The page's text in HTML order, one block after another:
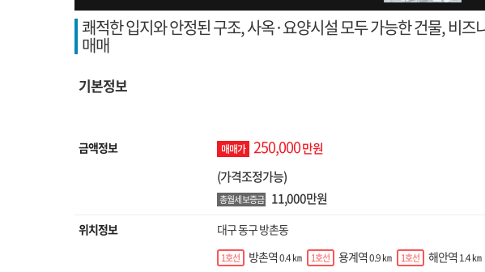
쾌적한 입지와 안정된 구조, 사옥·요양시설 모두 가능한 건물, 비
매매
기본정보
금액정보 매매가 250,000만원
(가격조정가능)
총월세 보증금 11,000만원
위치정보 대구 동구 방촌동
1호선 방촌역0.4 ㎞ 1호선 용계역0.9 ㎞ 1호선 해안역 1.4 ㎞